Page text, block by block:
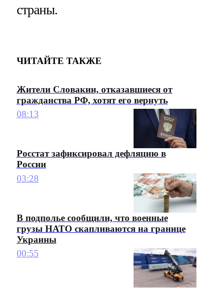
страны.
ЧИТАЙТЕ ТАКЖЕ
Жители Словакии, отказавшиеся от
гражданства РФ, хотят его вернуть
08:13
Росстат зафиксировал дефляцию в
России
03:28
В подполье сообщили, что военные
грузы НАТО скапливаются на границе
Украины
00:55